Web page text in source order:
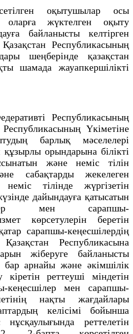
оқытушылар осы
оларға жүктелген оқыту
байланысты келтірген
Республикасының
шеңберінде қазақстан
шамада жауапкершілікті
Республикасының
Үкіметіне
барлық мәселелері
орындарына білікті
және неміс тілін
сабақтарды жекелеген
тілінде жүргізетін
дайындауға қатысатын
мен сарапшы-
көрсетулерін беретін
сарапшы-кеңесшілердің
Қазақстан Республикасына
жіберуге байланысты
арнайы және әкімшілік
кіретін реттеуші міндетін
кеңесшілер мен сарапшы-
нақты жағдайлары
келісімі бойынша
реттелетін